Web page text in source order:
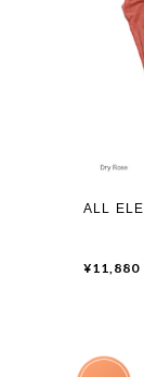
ALL
¥11,880